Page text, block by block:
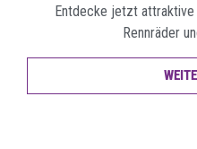
Entdecke jetzt
Rennräder